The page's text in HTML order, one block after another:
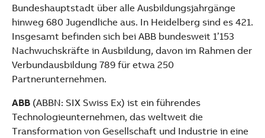
Bundeshauptstadt über alle Ausbildungsjahrgänge
hinweg 680 Jugendliche aus. In Heidelberg sind es 421.
Insgesamt befinden sich bei ABB bundesweit 1’153
Nachwuchskräfte in Ausbildung, davon im Rahmen der
Verbundausbildung 789 für etwa 250
Partnerunternehmen.
ABB (ABBN: SIX Swiss Ex) ist ein führendes
Technologieunternehmen, das weltweit die
Transformation von Gesellschaft und Industrie in eine